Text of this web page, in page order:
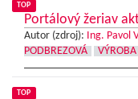
TOP
Portálový žeriav
Autor (zdroj): Ing. Pavol
PODBREZOVÁ
TOP